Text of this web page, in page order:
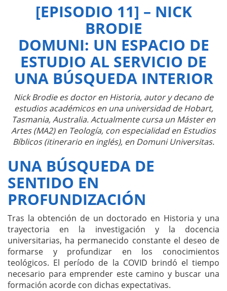
[EPISODIO 11] – NICK
BRODIE
DOMUNI: UN ESPACIO DE
ESTUDIO AL SERVICIO DE
UNA BÚSQUEDA INTERIOR
Nick Brodie es doctor en Historia, autor y decano de
estudios académicos en una universidad de Hobart,
Tasmania, Australia. Actualmente cursa un Máster en
Artes (MA2) en Teología, con especialidad en Estudios
Bíblicos (itinerario en inglés), en Domuni Universitas.
UNA BÚSQUEDA DE
SENTIDO EN
PROFUNDIZACIÓN
Tras la obtención de un doctorado en Historia y una
trayectoria en la investigación y la docencia
universitarias, ha permanecido constante el deseo de
formarse y profundizar en los conocimientos
teológicos. El período de la COVID brindó el tiempo
necesario para emprender este camino y buscar una
formación acorde con dichas expectativas.